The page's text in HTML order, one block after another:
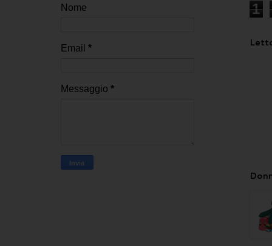
Nome
Email *
Messaggio *
1